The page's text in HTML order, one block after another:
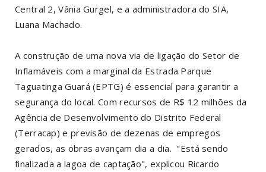
Central 2, Vânia Gurgel, e a administradora do SIA,
Luana Machado.
A construção de uma nova via de ligação do Setor de
Inflamáveis com a marginal da Estrada Parque
Taguatinga Guará (EPTG) é essencial para garantir a
segurança do local. Com recursos de R$ 12 milhões da
Agência de Desenvolvimento do Distrito Federal
(Terracap) e previsão de dezenas de empregos
gerados, as obras avançam dia a dia. "Está sendo
finalizada a lagoa de captação", explicou Ricardo